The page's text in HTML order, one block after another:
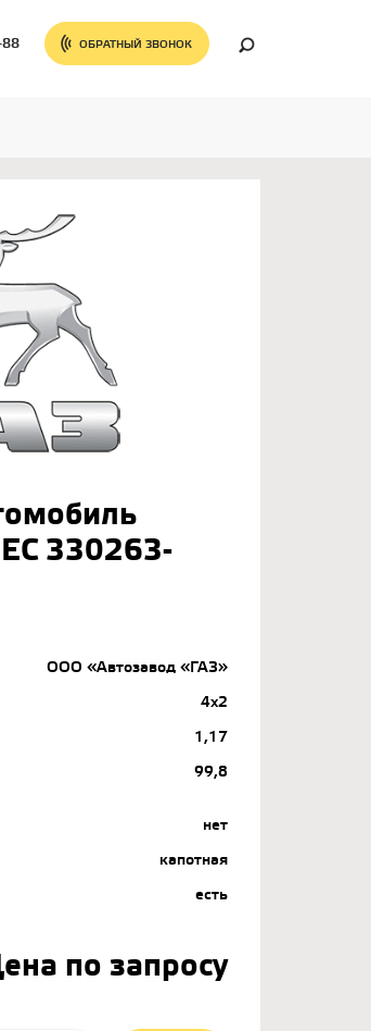
88 ОБРАТНЫЙ ЗВОНОК
330263-
ООО «Автозавод «ГАЗ»
4x2
1,17
99,8
нет
капотная
есть
по запросу